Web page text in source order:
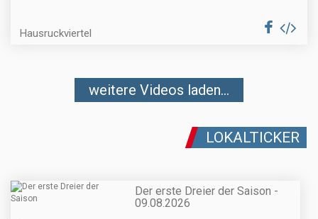
Hausruckviertel
weitere Videos laden...
LOKALTICKER
Der erste Dreier der Saison -
09.08.2026